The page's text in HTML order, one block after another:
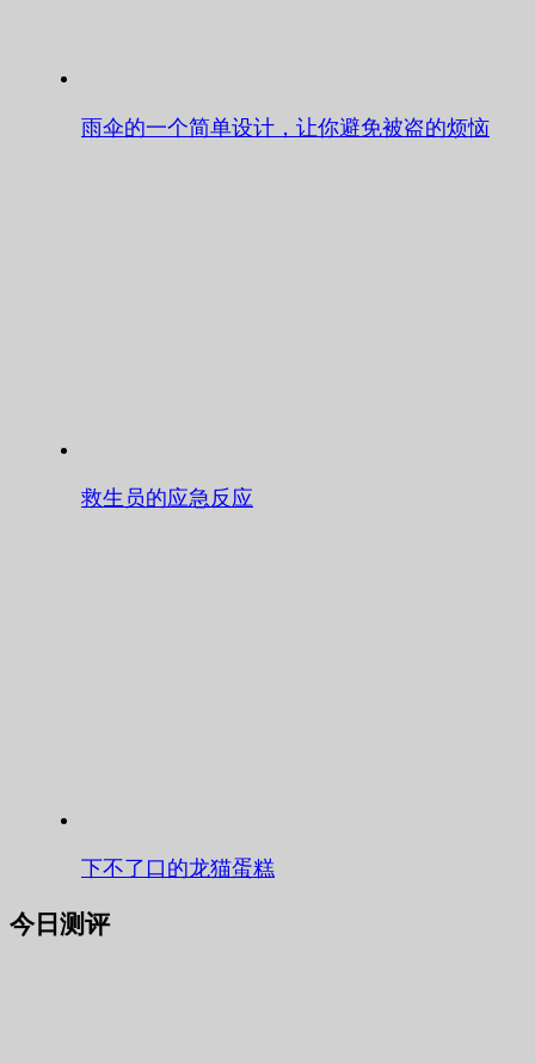
雨伞的一个简单设计，让你避免被盗的烦恼
救生员的应急反应
下不了口的龙猫蛋糕
今日测评